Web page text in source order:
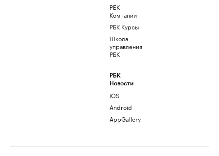
РБК
Компании
РБК Курсы
Школа
управления
РБК
РБК
Новости
iOS
Android
AppGallery